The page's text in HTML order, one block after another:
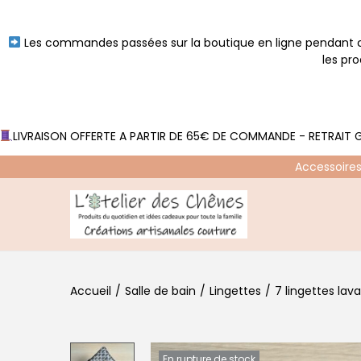
Les commandes passées sur la boutique en ligne
les
LIVRAISON OFFERTE A PARTIR DE 65€ DE COMMANDE - RETRAIT
s
s
Accueil / Salle de bain / Lingettes / 7 lingettes